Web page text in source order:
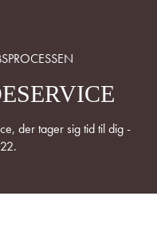
der tager sig tid til dig -